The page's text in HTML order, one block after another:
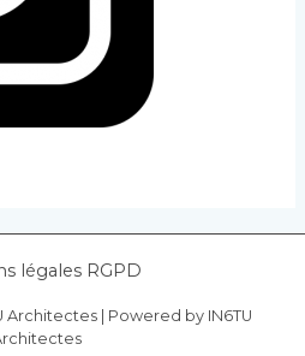
légales RGPD
Architectes | Powered by IN6TU